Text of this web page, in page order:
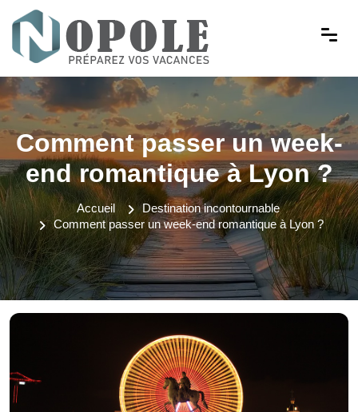
Comment passer un week-
end romantique à Lyon ?
Accueil
Destination incontournable
Comment passer un week-end romantique à Lyon ?